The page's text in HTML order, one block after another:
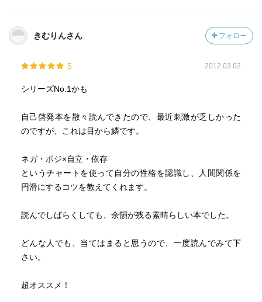
きむりんさん フォロー
5 2012.03.02
シリーズNo.1かも
自己啓発本を散々読んできたので、最近刺激が乏しかった
のですが、これは目から鱗です。
ネガ・ポジ×自立・依存
というチャートを使って自分の性格を認識し、人間関係を
円滑にするコツを教えてくれます。
読んでしばらくしても、余韻が残る素晴らしい本でした。
どんな人でも、当てはまると思うので、一度読んでみて下
さい。
超オススメ！